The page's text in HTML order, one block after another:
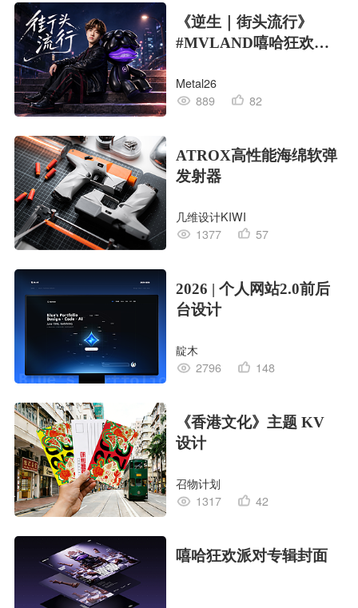
《逆生｜街头流行》
#MVLAND嘻哈狂欢派
Metal26
889
82
ATROX高性能海绵软弹
发射器
几维设计KIWI
1377
57
2026 | 个人网站2.0前后
台设计
靛木
2796
148
《香港文化》主题 KV
设计
召物计划
1317
42
嘻哈狂欢派对专辑封面